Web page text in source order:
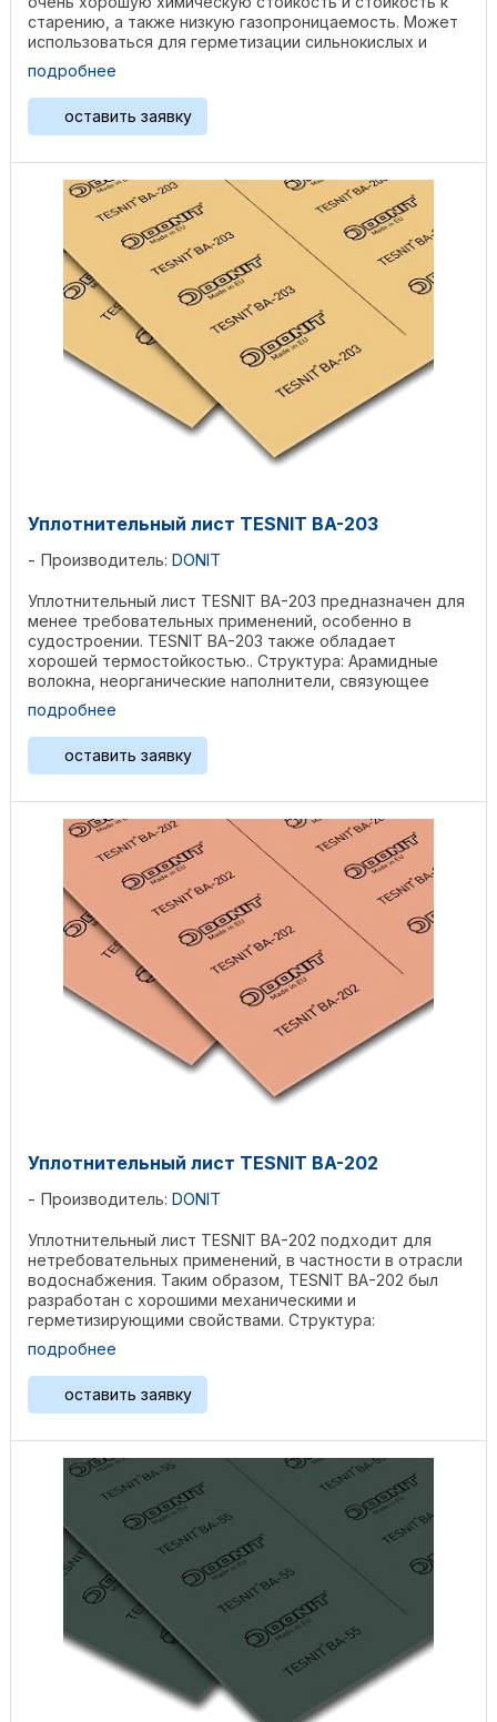
старению, а также низкую газопроницаемость. Может
использоваться для герметизации сильнокислых и
щелочных растворов и ...
подробнее
оставить заявку
Уплотнительный лист TESNIT BA-203
Производитель: DONIT
Уплотнительный лист TESNIT BA-203 предназначен для
менее требовательных применений, особенно в
судостроении. TESNIT BA-203 также обладает
хорошей термостойкостью.. Структура: Арамидные
волокна, неорганические наполнители, связующее
вещество NBR. ...
подробнее
оставить заявку
Уплотнительный лист TESNIT BA-202
Производитель: DONIT
Уплотнительный лист TESNIT BA-202 подходит для
нетребовательных применений, в частности в отрасли
водоснабжения. Таким образом, TESNIT BA-202 был
разработан с хорошими механическими и
герметизирующими свойствами. Структура:
Целлюлозные волокна, ...
подробнее
оставить заявку